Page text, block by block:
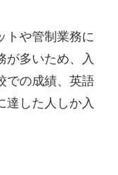
トや管制業務に
が多いため、入
での成績、英語
達した人しか入